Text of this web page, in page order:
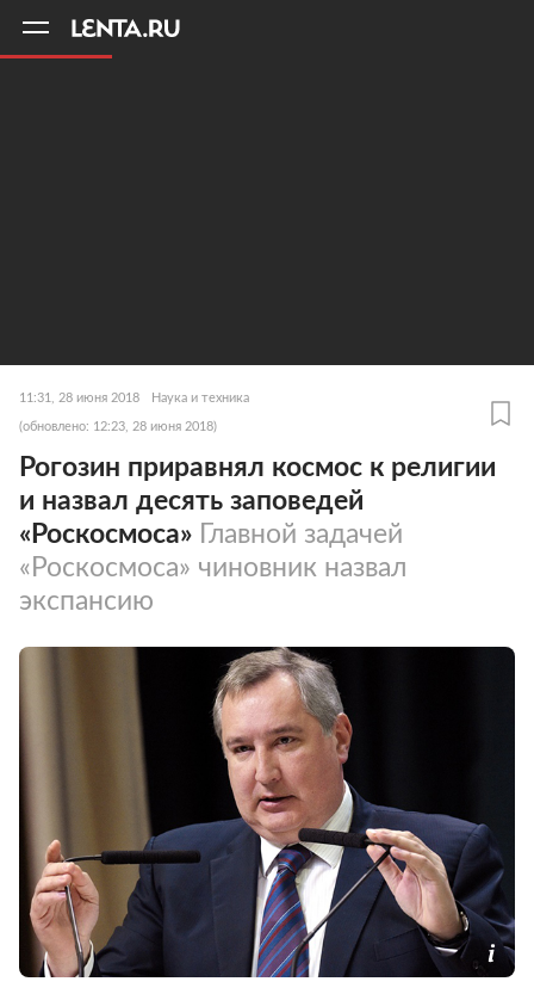
11:31, 28 июня 2018 Наука и техника
(обновлено: 12:23, 28 июня 2018)
Рогозин приравнял космос к религии
и назвал десять заповедей
«Роскосмоса» Главной задачей
«Роскосмоса» чиновник назвал
экспансию